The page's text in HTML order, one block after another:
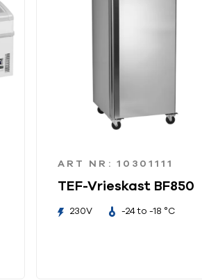
ART NR: 10301111
TEF-Vrieskast BF850
230V -24 to -18 °C